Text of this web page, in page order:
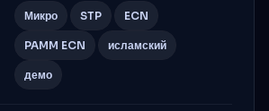
Микро STP ECN
PAMM ECN исламский
демо